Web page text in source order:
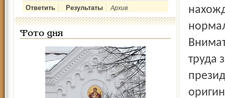
Архив
Фото дня
труда